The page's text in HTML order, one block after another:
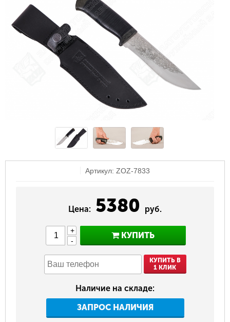
Артикул: ZOZ-7833
Цена: 5380 руб.
+
-
КУПИТЬ
КУПИТЬ В
1 КЛИК
Наличие на складе:
ЗАПРОС НАЛИЧИЯ